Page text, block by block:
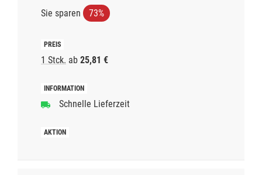
Sie sparen 73%
1 Stck. ab 25,81 €
Schnelle Lieferzeit